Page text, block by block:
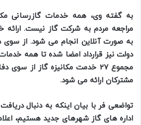
به گفته وی، همه خدمات گازرسانی
مراجعه مردم به شرکت گاز نیست. ارائه
به صورت آنلاین انجام می شود. از سوی
دولت نیز قرارداد امضا شده تا همه
مجموع 27 خدمت مکانیزه گاز از
مشترکان ارائه می شود.
تواضعی فر با بیان اینکه به دنبال